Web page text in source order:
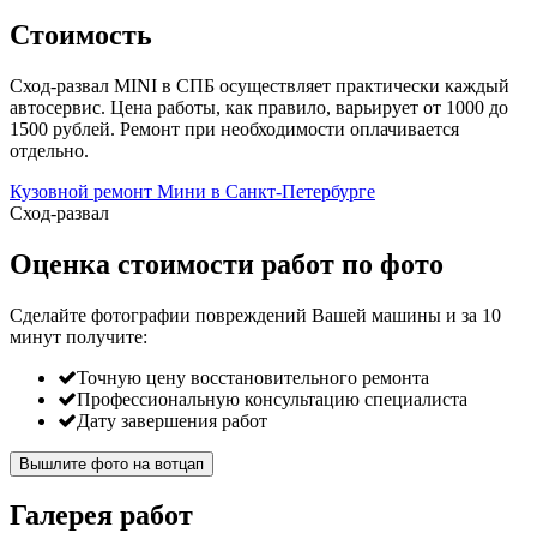
Стоимость
Сход-развал MINI в СПБ осуществляет практически каждый
автосервис. Цена работы, как правило, варьирует от 1000 до
1500 рублей. Ремонт при необходимости оплачивается
отдельно.
Кузовной ремонт Мини в Санкт-Петербурге
Сход-развал
Оценка стоимости работ по фото
Сделайте фотографии повреждений Вашей машины и за 10
минут получите:
Точную цену восстановительного ремонта
Профессиональную консультацию специалиста
Дату завершения работ
Вышлите фото на вотцап
Галерея работ